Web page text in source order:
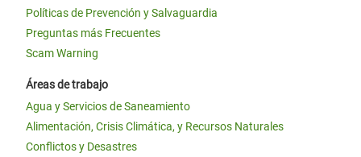
Políticas de Prevención y Salvaguardia
Preguntas más Frecuentes
Scam Warning
Áreas de trabajo
Agua y Servicios de Saneamiento
Alimentación, Crisis Climática, y Recursos Naturales
Conflictos y Desastres